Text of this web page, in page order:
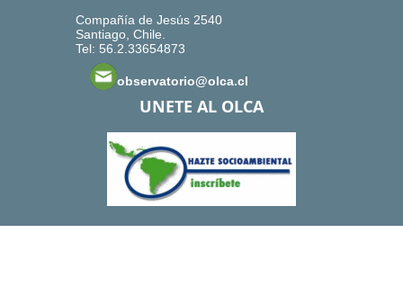
Compañía de Jesús 2540
Santiago, Chile.
Tel: 56.2.33654873
observatorio@olca.cl
UNETE AL OLCA